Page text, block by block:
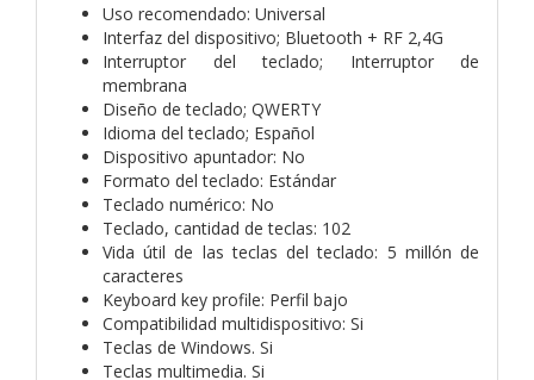
Uso recomendado: Universal
Interfaz del dispositivo; Bluetooth + RF 2,4G
Interruptor del teclado; Interruptor de
membrana
Diseño de teclado; QWERTY
Idioma del teclado; Español
Dispositivo apuntador: No
Formato del teclado: Estándar
Teclado numérico: No
Teclado, cantidad de teclas: 102
Vida útil de las teclas del teclado: 5 millón de
caracteres
Keyboard key profile: Perfil bajo
Compatibilidad multidispositivo: Si
Teclas de Windows. Si
Teclas multimedia. Si